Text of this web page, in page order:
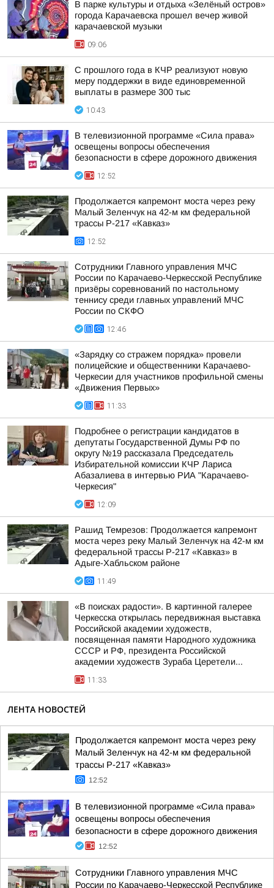
В парке культуры и отдыха «Зелёный остров»
города Карачаевска прошел вечер живой
карачаевской музыки
09:06
С прошлого года в КЧР реализуют новую
меру поддержки в виде единовременной
выплаты в размере 300 тыс
10:43
В телевизионной программе «Сила права»
освещены вопросы обеспечения
безопасности в сфере дорожного движения
12:52
Продолжается капремонт моста через реку
Малый Зеленчук на 42-м км федеральной
трассы Р-217 «Кавказ»
12:52
Сотрудники Главного управления МЧС
России по Карачаево-Черкесской Республике
призёры соревнований по настольному
теннису среди главных управлений МЧС
России по СКФО
12:46
«Зарядку со стражем порядка» провели
полицейские и общественники Карачаево-
Черкесии для участников профильной смены
«Движения Первых»
11:33
Подробнее о регистрации кандидатов в
депутаты Государственной Думы РФ по
округу №19 рассказала Председатель
Избирательной комиссии КЧР Лариса
Абазалиева в интервью РИА "Карачаево-
Черкесия"
12:09
Рашид Темрезов: Продолжается капремонт
моста через реку Малый Зеленчук на 42-м км
федеральной трассы Р-217 «Кавказ» в
Адыге-Хабльском районе
11:49
«В поисках радости». В картинной галерее
Черкесска открылась передвижная выставка
Российской академии художеств,
посвященная памяти Народного художника
СССР и РФ, президента Российской
академии художеств Зураба Церетели...
11:33
ЛЕНТА НОВОСТЕЙ
Продолжается капремонт моста через реку
Малый Зеленчук на 42-м км федеральной
трассы Р-217 «Кавказ»
12:52
В телевизионной программе «Сила права»
освещены вопросы обеспечения
безопасности в сфере дорожного движения
12:52
Сотрудники Главного управления МЧС
России по Карачаево-Черкесской Республике